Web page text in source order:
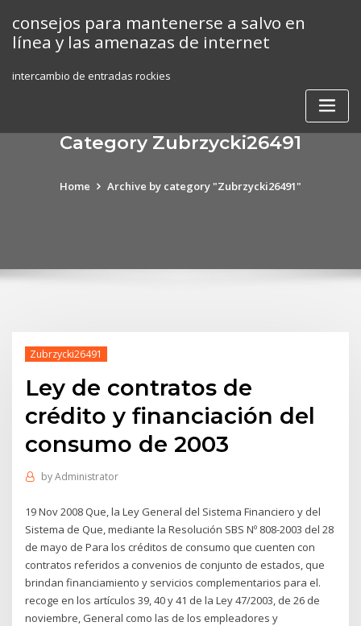
content
consejos para mantenerse a salvo en
línea y las amenazas de internet
intercambio de entradas rockies
Category Zubrzycki26491
Home Archive by category "Zubrzycki26491"
Zubrzycki26491
Ley de contratos de
crédito y financiación del
consumo de 2003
byAdministrator
19 Nov 2008 Que, la Ley General del Sistema Financiero y del
Sistema de Que, mediante la Resolución SBS Nº 808-2003 del 28
de mayo de Para los créditos de consumo que cuenten con
contratos referidos a convenios de conjunto de estados, que
brindan financiamiento y servicios complementarios para el.
recoge en los artículos 39, 40 y 41 de la Ley 47/2003, de 26 de
noviembre, General como las de los empleadores y